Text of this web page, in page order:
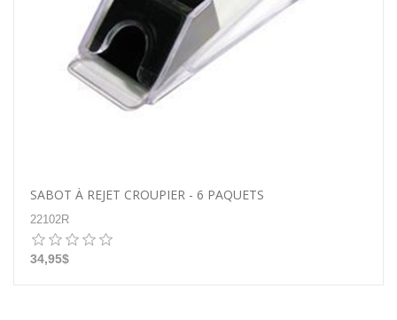
SABOT À REJET CROUPIER - 6 PAQUETS
22102R
34,95$